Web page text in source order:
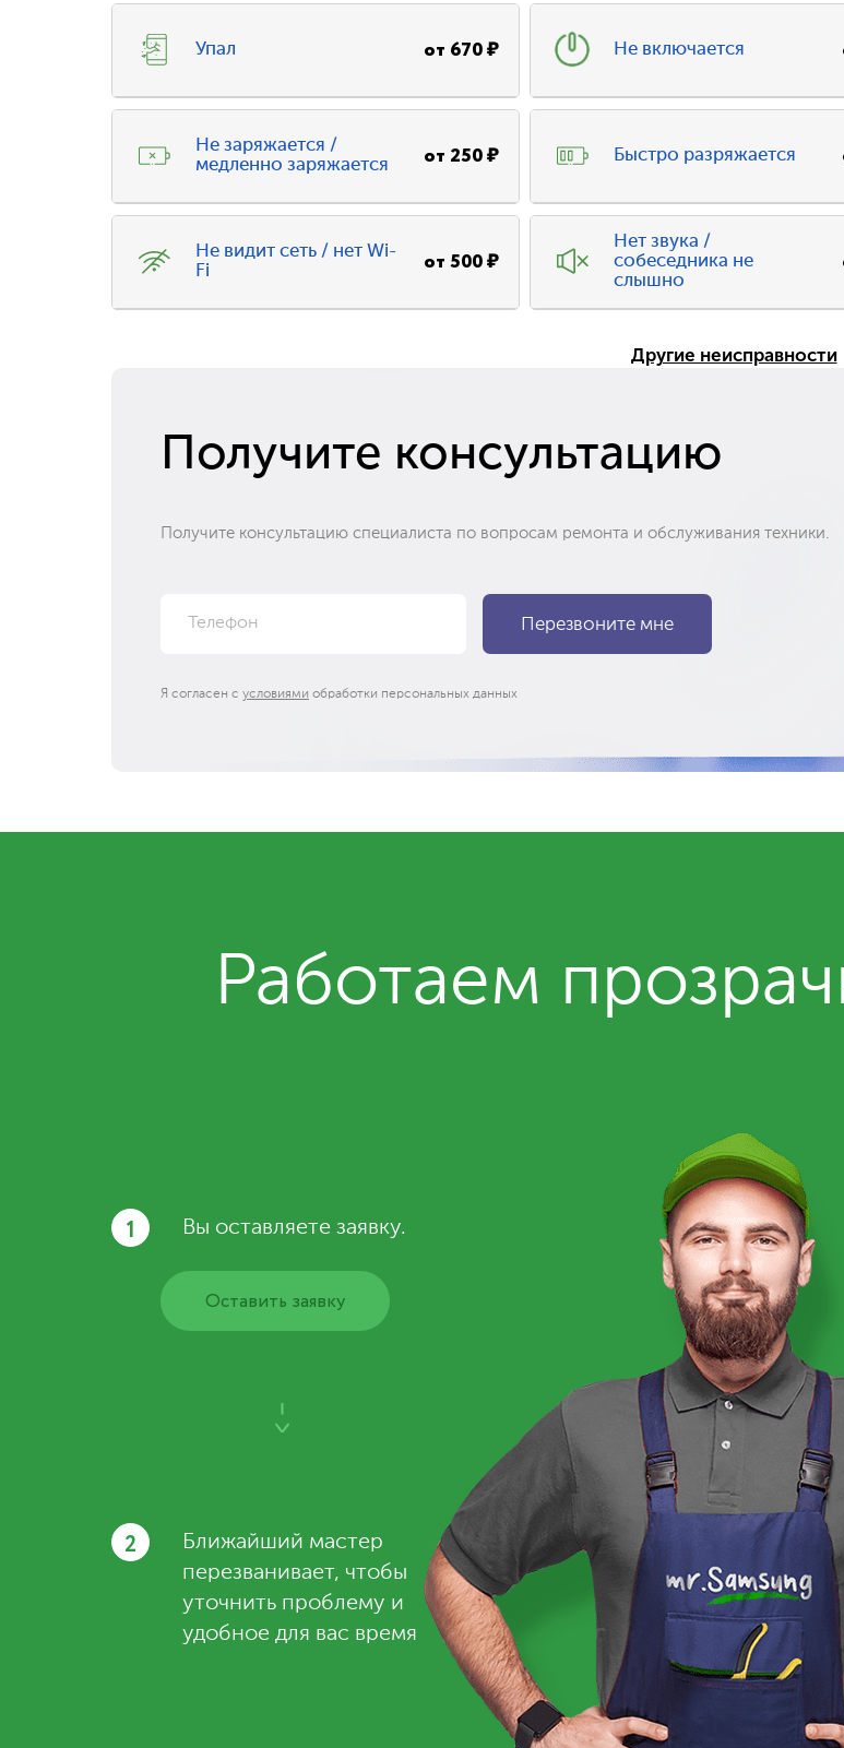
Упал от 670₽ Не включается
Не заряжается /
медленно заряжается
от 250₽ Быстро разряжается
Не видит сеть / нет Wi-
Fi
от500₽
Нет звука /
собеседника не
слышно
Другие неисправности
Получите консультацию
Получите консультацию специалиста по вопросам ремонта и обслуживания техники.
Я согласен с условиями обработки персональных данных
Работаем
1 Вы оставляете заявку.
Оставить заявку
2
Ближайший мастер
перезванивает, чтобы
уточнить проблему и
удобное для вас время